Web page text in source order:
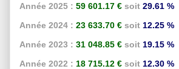
Année 2025 : 59 601.17 € soit 29.61 %
Année 2024 : 23 633.70 € soit 12.25 %
Année 2023 : 31 048.85 € soit 19.15 %
Année 2022 : 18 715.12 € soit 12.30 %